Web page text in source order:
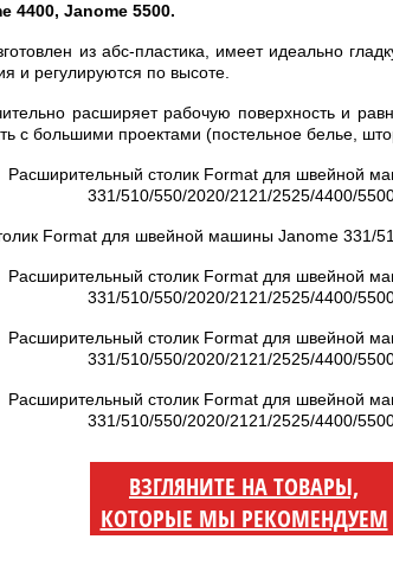
4400, Janome 5500.
из абс-пластика, имеет идеально
и регулируются по высоте.
расширяет рабочую поверхность и
с большими проектами (постельное белье,
ВЗГЛЯНИТЕ НА ТОВАРЫ,
КОТОРЫЕ МЫ РЕКОМЕНДУЕМ